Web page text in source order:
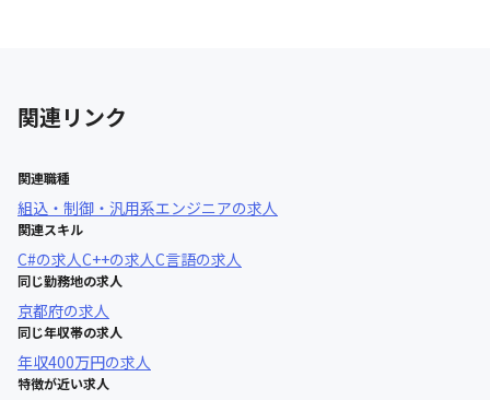
関連リンク
関連職種
組込・制御・汎用系エンジニアの求人
関連スキル
C#の求人C++の求人C言語の求人
同じ勤務地の求人
京都府の求人
同じ年収帯の求人
年収400万円の求人
特徴が近い求人